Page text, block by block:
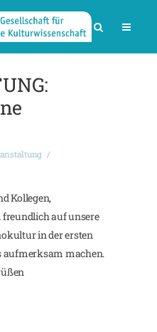
Kollegen,
freundlich auf unsere
in der ersten
aufmerksam machen.